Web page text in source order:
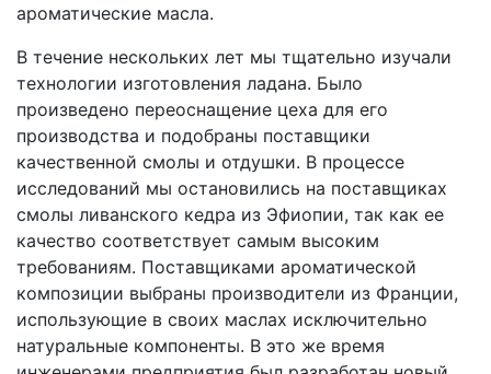
ароматические масла.
В течение нескольких лет мы тщательно изучали
технологии изготовления ладана. Было
произведено переоснащение цеха для его
производства и подобраны поставщики
качественной смолы и отдушки. В процессе
исследований мы остановились на поставщиках
смолы ливанского кедра из Эфиопии, так как ее
качество соответствует самым высоким
требованиям. Поставщиками ароматической
композиции выбраны производители из Франции,
использующие в своих маслах исключительно
натуральные компоненты. В это же время